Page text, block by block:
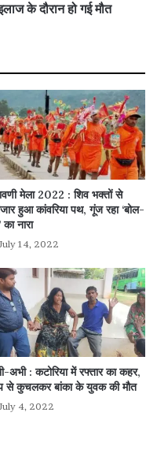
के दौरान हो गई मौत
मेला 2022 : शिव भक्तों से
हुआ कांवरिया पथ, गूंज रहा ‘बोल-
का नारा
14, 2022
अभी : कटोरिया में रफ्तार का कहर,
से कुचलकर बांका के युवक की मौत
4, 2022